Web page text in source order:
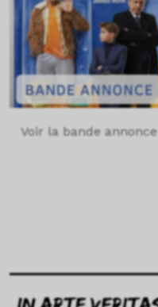
Voir la bande annonce